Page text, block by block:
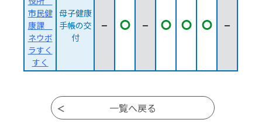
市民健
康課
ネウボ
ラすく
すく
母子健康
手帳の交
付
母子健康手帳の交付は2026年08月10日
母子健康手帳の交付は2026
母子健康手帳の交付は
母子健康手帳の